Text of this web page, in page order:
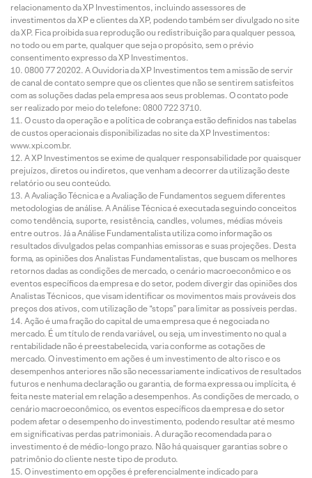
relacionamento da XP Investimentos, incluindo assessores de
investimentos da XP e clientes da XP, podendo também ser divulgado no site
da XP. Fica proibida sua reprodução ou redistribuição para qualquer pessoa,
no todo ou em parte, qualquer que seja o propósito, sem o prévio
consentimento expresso da XP Investimentos.
0800 77 20202. A Ouvidoria da XP Investimentos tem a missão de servir
de canal de contato sempre que os clientes que não se sentirem satisfeitos
com as soluções dadas pela empresa aos seus problemas. O contato pode
ser realizado por meio do telefone: 0800 722 3710.
O custo da operação e a política de cobrança estão definidos nas tabelas
de custos operacionais disponibilizadas no site da XP Investimentos:
www.xpi.com.br.
A XP Investimentos se exime de qualquer responsabilidade por quaisquer
prejuízos, diretos ou indiretos, que venham a decorrer da utilização deste
relatório ou seu conteúdo.
A Avaliação Técnica e a Avaliação de Fundamentos seguem diferentes
metodologias de análise. A Análise Técnica é executada seguindo conceitos
como tendência, suporte, resistência, candles, volumes, médias móveis
entre outros. Já a Análise Fundamentalista utiliza como informação os
resultados divulgados pelas companhias emissoras e suas projeções. Desta
forma, as opiniões dos Analistas Fundamentalistas, que buscam os melhores
retornos dadas as condições de mercado, o cenário macroeconômico e os
eventos específicos da empresa e do setor, podem divergir das opiniões dos
Analistas Técnicos, que visam identificar os movimentos mais prováveis dos
preços dos ativos, com utilização de “stops” para limitar as possíveis perdas.
Ação é uma fração do capital de uma empresa que é negociada no
mercado. É um título de renda variável, ou seja, um investimento no qual a
rentabilidade não é preestabelecida, varia conforme as cotações de
mercado. O investimento em ações é um investimento de alto risco e os
desempenhos anteriores não são necessariamente indicativos de resultados
futuros e nenhuma declaração ou garantia, de forma expressa ou implícita, é
feita neste material em relação a desempenhos. As condições de mercado, o
cenário macroeconômico, os eventos específicos da empresa e do setor
podem afetar o desempenho do investimento, podendo resultar até mesmo
em significativas perdas patrimoniais. A duração recomendada para o
investimento é de médio-longo prazo. Não há quaisquer garantias sobre o
patrimônio do cliente neste tipo de produto.
O investimento em opções é preferencialmente indicado para